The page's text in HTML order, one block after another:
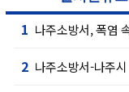
1 나주소방서, 폭염
2 나주소방서-나주